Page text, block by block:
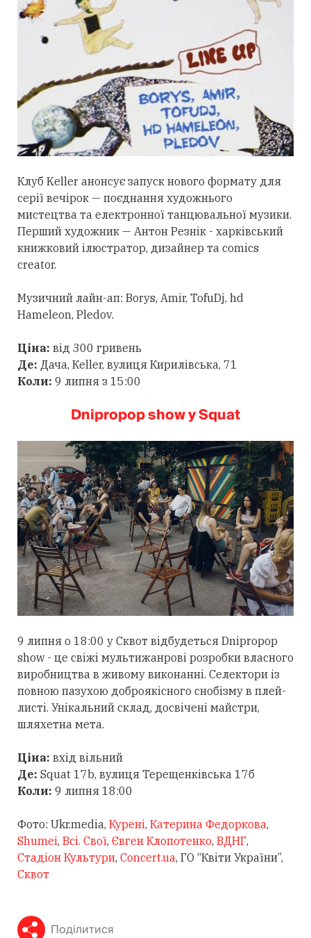
Клуб Keller анонсує запуск нового формату для
серії вечірок — поєднання художнього
мистецтва та електронної танцювальної музики.
Перший художник — Антон Резнік - харківський
книжковий ілюстратор, дизайнер та comics
creator.
Музичний лайн-ап: Borys, Amir, TofuDj, hd
Hameleon, Pledov.
Ціна: від 300 гривень
Де: Дача, Кeller, вулиця Кирилівська, 71
Коли: 9 липня з 15:00
Dnipropop show у Squаt
9 липня о 18:00 у Сквот відбудеться Dnipropop
show - це свіжі мультижанрові розробки власного
виробництва в живому виконанні. Селектори із
повною пазухою доброякісного снобізму в плей-
листі. Унікальний склад, досвічені майстри,
шляхетна мета.
Ціна: вхід вільний
Де: Squаt 17b, вулиця Терещенківська 17б
Коли: 9 липня 18:00
Фото: Ukr.media, Курені, Катерина Федоркова,
Shumei, Всі. Свої, Євген Клопотенко, ВДНГ,
Стадіон Культури, Concert.ua, ГО “Квіти України”,
Сквот
Поділитися